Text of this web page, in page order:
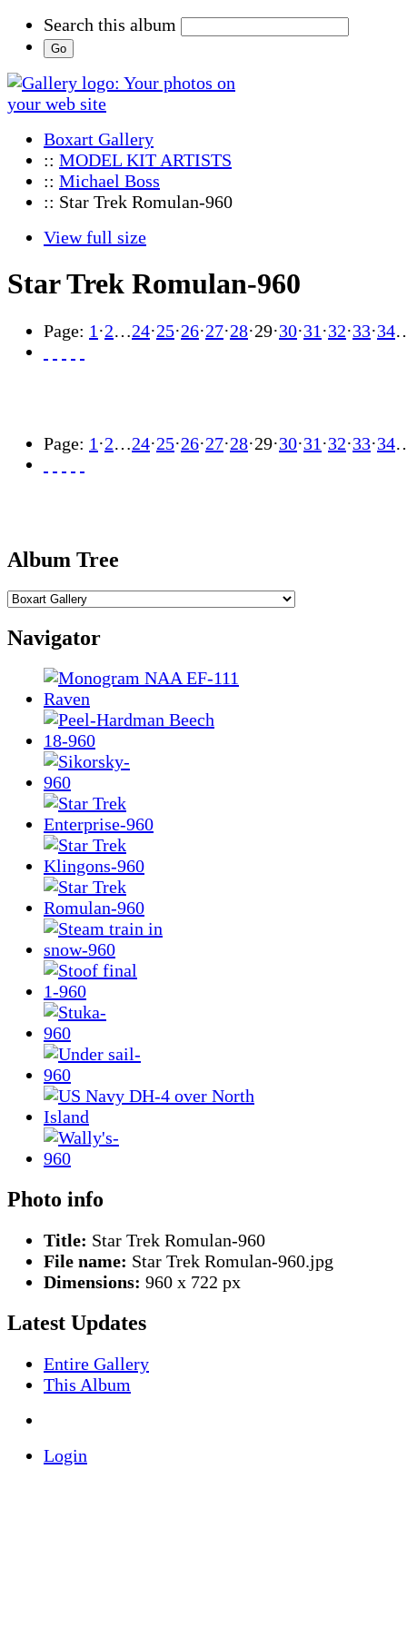
Search this album
Boxart Gallery
:: MODEL KIT ARTISTS
:: Michael Boss
:: Star Trek Romulan-960
View full size
Star Trek Romulan-960
Page: 1 ·2…24·25·26·27·28·29·30·31 ·32·33·34
Page: 1 ·2…24·25·26·27·28·29·30·31 ·32·33·34
Album Tree
Navigator
Photo info
Title: Star Trek Romulan-960
File name: Star Trek Romulan-960.jpg
Dimensions: 960 x 722 px
Latest Updates
Entire Gallery
This Album
Login